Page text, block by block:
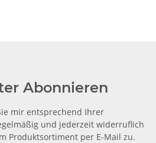
Abonnieren
mir entsprechend Ihrer
und jederzeit widerruflich
Produktsortiment per E-Mail zu.